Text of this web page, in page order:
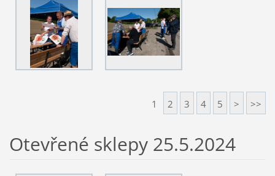
1 2 3 4 5 > >>
Otevřené sklepy 25.5.2024